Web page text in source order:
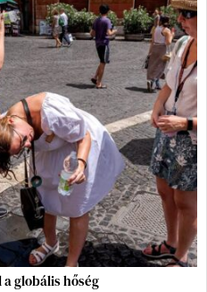
globális hőség